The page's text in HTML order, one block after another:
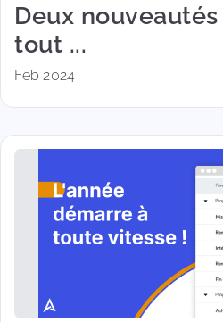
Deux
tout ...
Feb 2024